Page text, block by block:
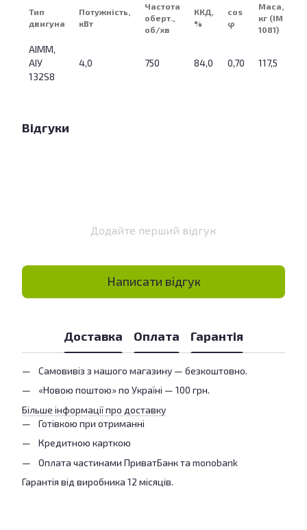
Тип
двигуна
Потужність,
кВт
Частота
оберт.,
об/хв
ККД,
%
cos
φ
Маса,
кг (IM
1081)
АІММ,
АІУ
132S8
4,0 750 84,0 0,70 117,5
Відгуки
Додайте перший відгук
Написати відгук
Доставка Оплата Гарантія
Самовивіз з нашого магазину — безкоштовно.
«Новою поштою» по Україні — 100 грн.
Більше інформації про доставку
Готівкою при отриманні
Кредитною карткою
Оплата частинами ПриватБанк та monobank
Гарантія від виробника 12 місяців.